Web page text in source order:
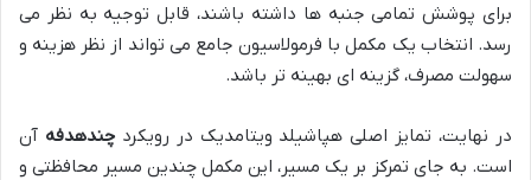
برای پوشش تمامی جنبه ها داشته باشند، قابل توجیه به نظر می
رسد. انتخاب یک مکمل با فرمولاسیون جامع می تواند از نظر هزینه و
سهولت مصرف، گزینه ای بهینه تر باشد.
در نهایت، تمایز اصلی هپاشیلد ویتامدیک در رویکردچندهدفه آن
است. به جای تمرکز بر یک مسیر، این مکمل چندین مسیر محافظتی و